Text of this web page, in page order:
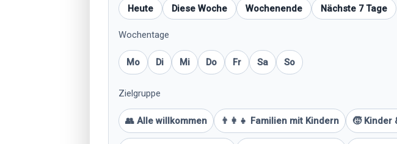
Heute Diese Woche Wochenende Nächste 7 Tage
Wochentage
Mo Di Mi Do Fr Sa So
Zielgruppe
👥 Alle willkommen 👨‍👩‍👧 Familien mit Kindern 🧒 Kinder